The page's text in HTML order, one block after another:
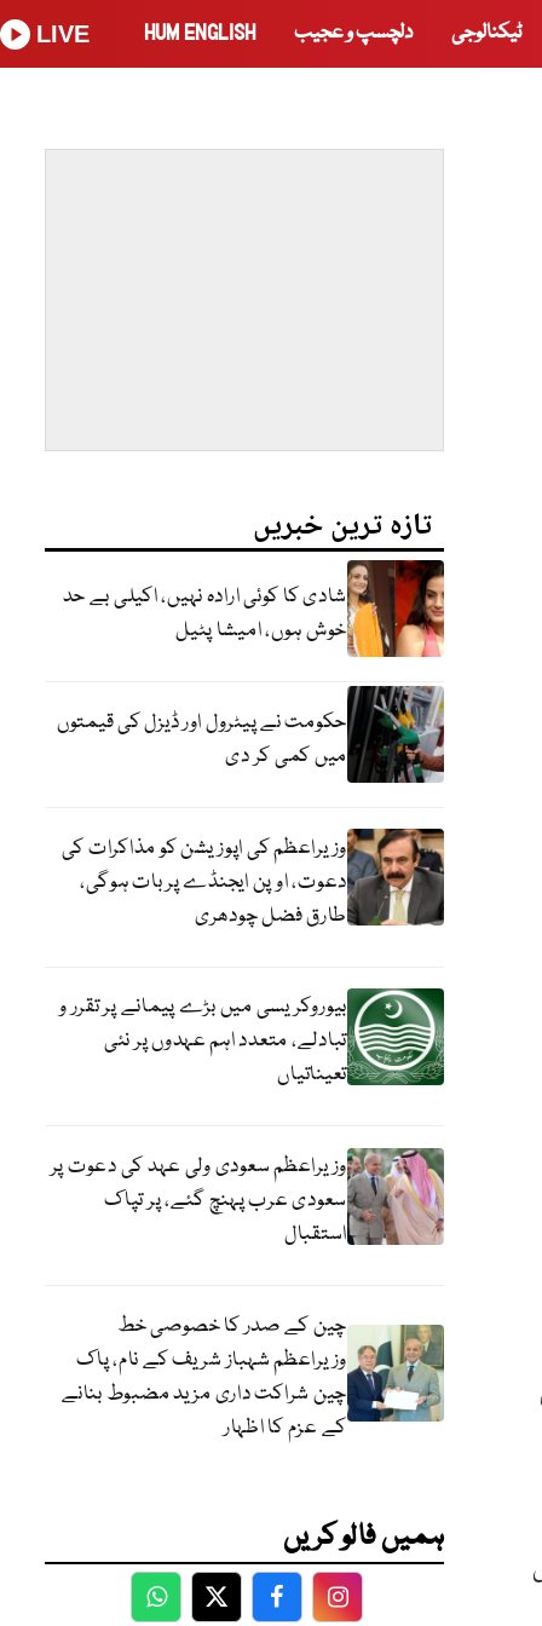
ٹیکنالوجی دلچسپ و عجیب HUM ENGLISH
LIVE
تازہ ترین خبریں
شادی کا کوئی ارادہ نہیں، اکیلی بے حد
خوش ہوں، امیشا پٹیل
حکومت نے پیٹرول اور ڈیزل کی قیمتوں
میں کمی کر دی
وزیراعظم کی اپوزیشن کو مذاکرات کی
دعوت، اوپن ایجنڈے پر بات ہوگی،
طارق فضل چودھری
بیوروکریسی میں بڑے پیمانے پر تقرر و
تبادلے، متعدد اہم عہدوں پر نئی
تعیناتیاں
وزیراعظم سعودی ولی عہد کی دعوت پر
سعودی عرب پہنچ گئے، پر تپاک
استقبال
چین کے صدر کا خصوصی خط
وزیراعظم شہباز شریف کے نام، پاک
چین شراکت داری مزید مضبوط بنانے
کے عزم کا اظہار
ہمیں فالو کریں
WhatsApp
TwitterFacebookFacebook